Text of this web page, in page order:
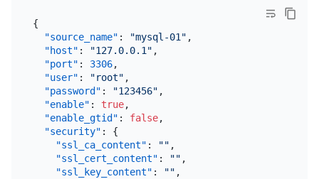
{
"source_name" : "mysql-01" ,
"host" : "127.0.0.1" ,
"port" : 3306,
"user" : "root" ,
"password" : "123456" ,
"enable" : true,
"enable_gtid" : false,
"security" :
{
"ssl_ca_content" : "" ,
"ssl_cert_content" : "" ,
"ssl_key_content" : "" ,